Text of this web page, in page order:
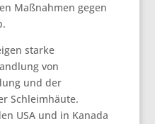
Maßnahmen gegen
starke
von
und der
Schleimhäute.
USA und in Kanada